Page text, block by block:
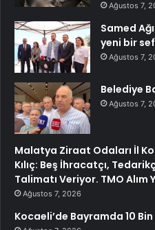
Ağustos 7,
Samed
yeni bir
Ağustos 7,
Belediye
Ağustos 7,
Malatya Ziraat Odaları İl
Kılıç: Beş İhracatçı,
Talimatı Veriyor. TMO Alım
Ağustos 7, 2026
Kocaeli’de Bayramda 10